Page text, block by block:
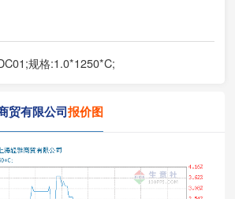
规格:1.0*1250*C;
贸有限公司报价图